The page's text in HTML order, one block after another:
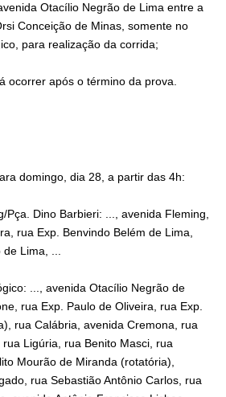
Otacílio Negrão de Lima entre a
Conceição de Minas, somente no
para realização da corrida;
ocorrer após o término da prova.
domingo, dia 28, a partir das 4h:
Pça. Dino Barbieri: ..., avenida Fleming,
rua Exp. Benvindo Belém de Lima,
de Lima, ...
..., avenida Otacílio Negrão de
rua Exp. Paulo de Oliveira, rua Exp.
rua Calábria, avenida Cremona, rua
Ligúria, rua Benito Masci, rua
Mourão de Miranda (rotatória),
rua Sebastião Antônio Carlos, rua